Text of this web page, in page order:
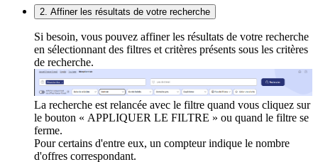
2. Affiner les résultats de votre recherche
Si besoin, vous pouvez affiner les résultats de votre recherche
en sélectionnant des filtres et critères présents sous les critères
de recherche.
La recherche est relancée avec le filtre quand vous cliquez sur
le bouton « APPLIQUER LE FILTRE » ou quand le filtre se
ferme.
Pour certains d'entre eux, un compteur indique le nombre
d'offres correspondant.